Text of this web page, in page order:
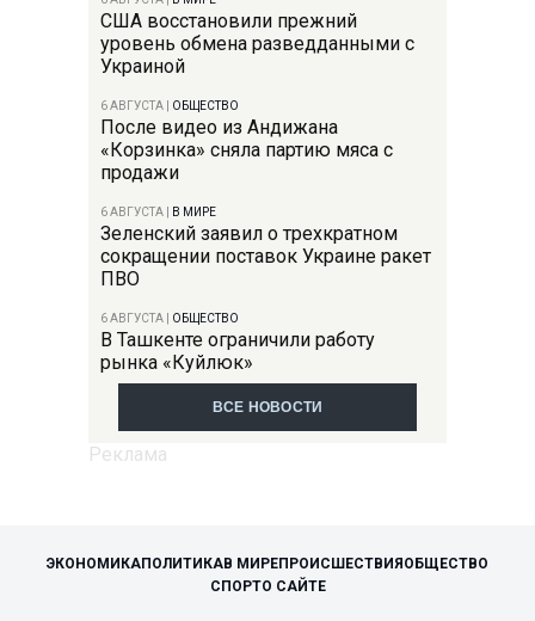
США восстановили прежний
уровень обмена разведданными с
Украиной
6 АВГУСТА ОБЩЕСТВО
После видео из Андижана
«Корзинка» сняла партию мяса с
продажи
6 АВГУСТА В МИРЕ
Зеленский заявил о трехкратном
сокращении поставок Украине ракет
ПВО
6 АВГУСТА ОБЩЕСТВО
В Ташкенте ограничили работу
рынка «Куйлюк»
ВСЕ НОВОСТИ
ЭКОНОМИКАПОЛИТИКАВ МИРЕПРОИСШЕСТВИЯОБЩЕСТВО
СПОРТО САЙТЕ